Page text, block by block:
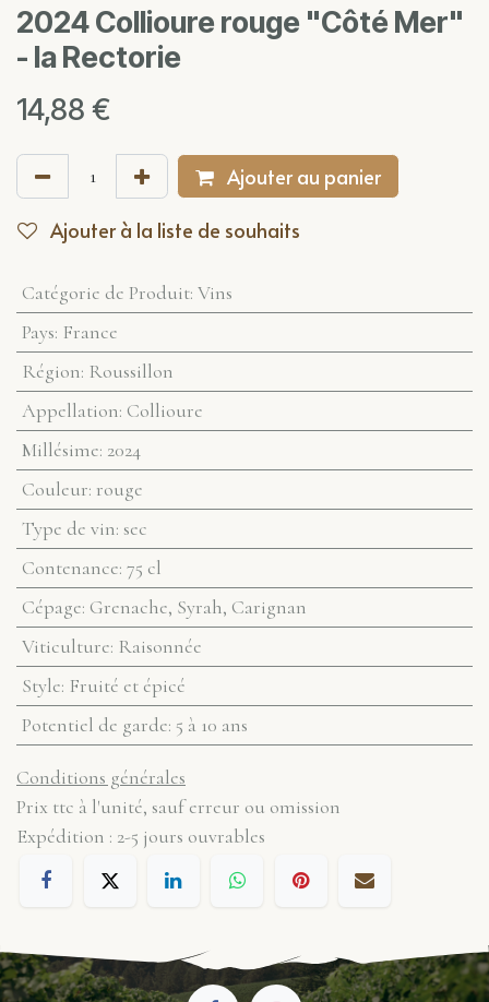
2024 Collioure rouge "Côté Mer"
- la Rectorie
14,88 €
Ajouter au panier
Ajouter à la liste de souhaits
Catégorie de Produit: Vins
Pays: France
Région: Roussillon
Appellation: Collioure
Millésime: 2024
Couleur: rouge
Type de vin: sec
Contenance: 75 cl
Cépage: Grenache, Syrah, Carignan
Viticulture: Raisonnée
Style: Fruité et épicé
Potentiel de garde: 5 à 10 ans
Conditions générales
Prix ttc à l'unité, sauf erreur ou omission
Expédition : 2-5 jours ouvrables